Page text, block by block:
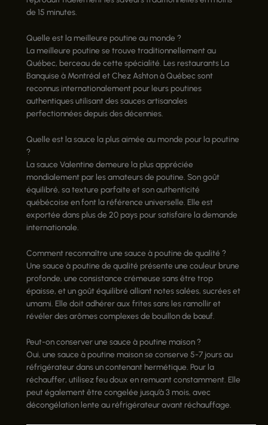
de 15 minutes.
Quelle est la meilleure poutine au monde ?
La meilleure poutine se trouve traditionnellement au
Québec, berceau de cette spécialité. Les restaurants La
Banquise à Montréal et Chez Ashton à Québec sont
reconnus internationalement pour leurs poutines
authentiques utilisant des sauces artisanales
perfectionnées depuis des décennies.
Quelle est la sauce la plus aimée au monde pour la poutine
?
La sauce Valentine demeure la plus appréciée
mondialement par les amateurs de poutine. Son goût
équilibré, sa texture parfaite et son authenticité
québécoise en font la référence universelle. Elle est
exportée dans plus de 20 pays pour satisfaire la demande
internationale.
Comment reconnaître une sauce à poutine de qualité ?
Une sauce à poutine de qualité présente une couleur brune
profonde, une consistance crémeuse sans être trop
épaisse, et un goût équilibré alliant notes salées, sucrées et
umami. Elle doit adhérer aux frites sans les ramollir et
révéler des arômes complexes de bouillon de bœuf.
Peut-on conserver une sauce à poutine maison ?
Oui, une sauce à poutine maison se conserve 5-7 jours au
réfrigérateur dans un contenant hermétique. Pour la
réchauffer, utilisez feu doux en remuant constamment. Elle
peut également être congelée jusqu’à 3 mois, avec
décongélation lente au réfrigérateur avant réchauffage.